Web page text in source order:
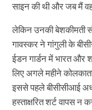
साइन की थी और जब मैं
लेकिन उनकी बेशकीमती
गावस्कर ने गांगुली के
ईडन गार्डन में भारत और
लिए अगले महीने
इससे पहले बीसीसीआई
हस्ताक्षरित शर्ट वापस